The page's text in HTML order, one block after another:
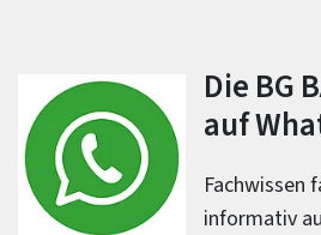
Die BG
auf
Fachwissen
informativ